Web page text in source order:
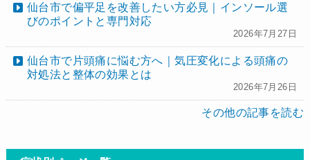
仙台市で偏平足を改善したい方必見｜インソール選
びのポイントと専門対応
2026年7月27日
仙台市で片頭痛に悩む方へ｜気圧変化による頭痛の
対処法と整体の効果とは
2026年7月26日
その他の記事を読む